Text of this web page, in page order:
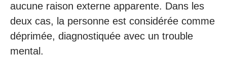
aucune raison externe apparente. Dans les
deux cas, la personne est considérée comme
déprimée, diagnostiquée avec un trouble
mental.